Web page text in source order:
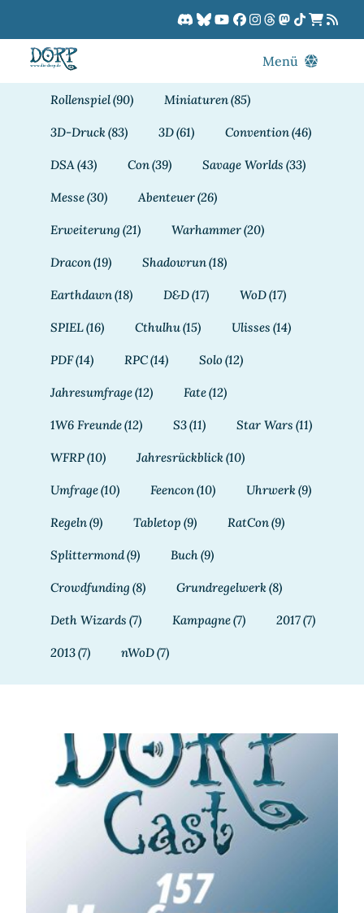
springen
Menü
Rollenspiel(90) Miniaturen(85)
3D-Druck(83) 3D(61) Convention(46)
DSA (43) Con(39) Savage Worlds (33)
Messe(30) Abenteuer(26)
Erweiterung (21) Warhammer(20)
Dracon(19) Shadowrun(18)
Earthdawn(18) D&D(17) WoD(17)
SPIEL(16) Cthulhu(15) Ulisses (14)
PDF(14) RPC(14) Solo(12)
Jahresumfrage(12) Fate(12)
1W6 Freunde(12) S3(11) Star Wars (11)
WFRP(10) Jahresrückblick(10)
Umfrage(10) Feencon(10) Uhrwerk(9)
Regeln(9) Tabletop (9) RatCon(9)
Splittermond(9) Buch(9)
Crowdfunding (8) Grundregelwerk(8)
Deth Wizards (7) Kampagne(7) 2017(7)
2013(7) nWoD(7)
DORPCast 157: Mehr
Charaktere, mehr Spaß –
vom Ensemblespiel